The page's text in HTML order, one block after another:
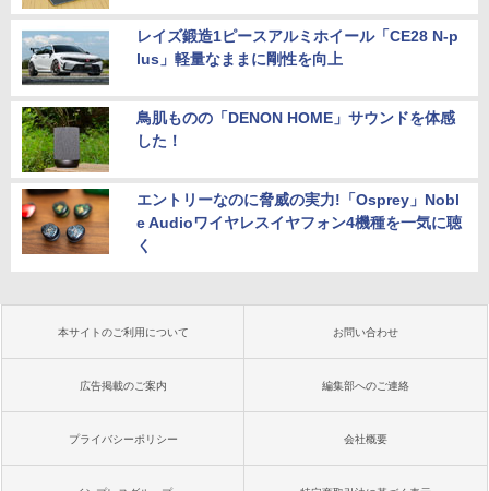
レイズ鍛造1ピースアルミホイール「CE28 N-p
lus」軽量なままに剛性を向上
鳥肌ものの「DENON HOME」サウンドを体感
した！
エントリーなのに脅威の実力!「Osprey」Nobl
e Audioワイヤレスイヤフォン4機種を一気に聴
く
本サイトのご利用について お問い合わせ
広告掲載のご案内 編集部へのご連絡
プライバシーポリシー 会社概要